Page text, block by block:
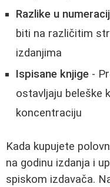
Razlike u
biti na različitim
izdanjima
Ispisane knjige -
ostavljaju beleške
koncentraciju
Kada kupujete
na godinu izdanja i
spiskom izdavača.